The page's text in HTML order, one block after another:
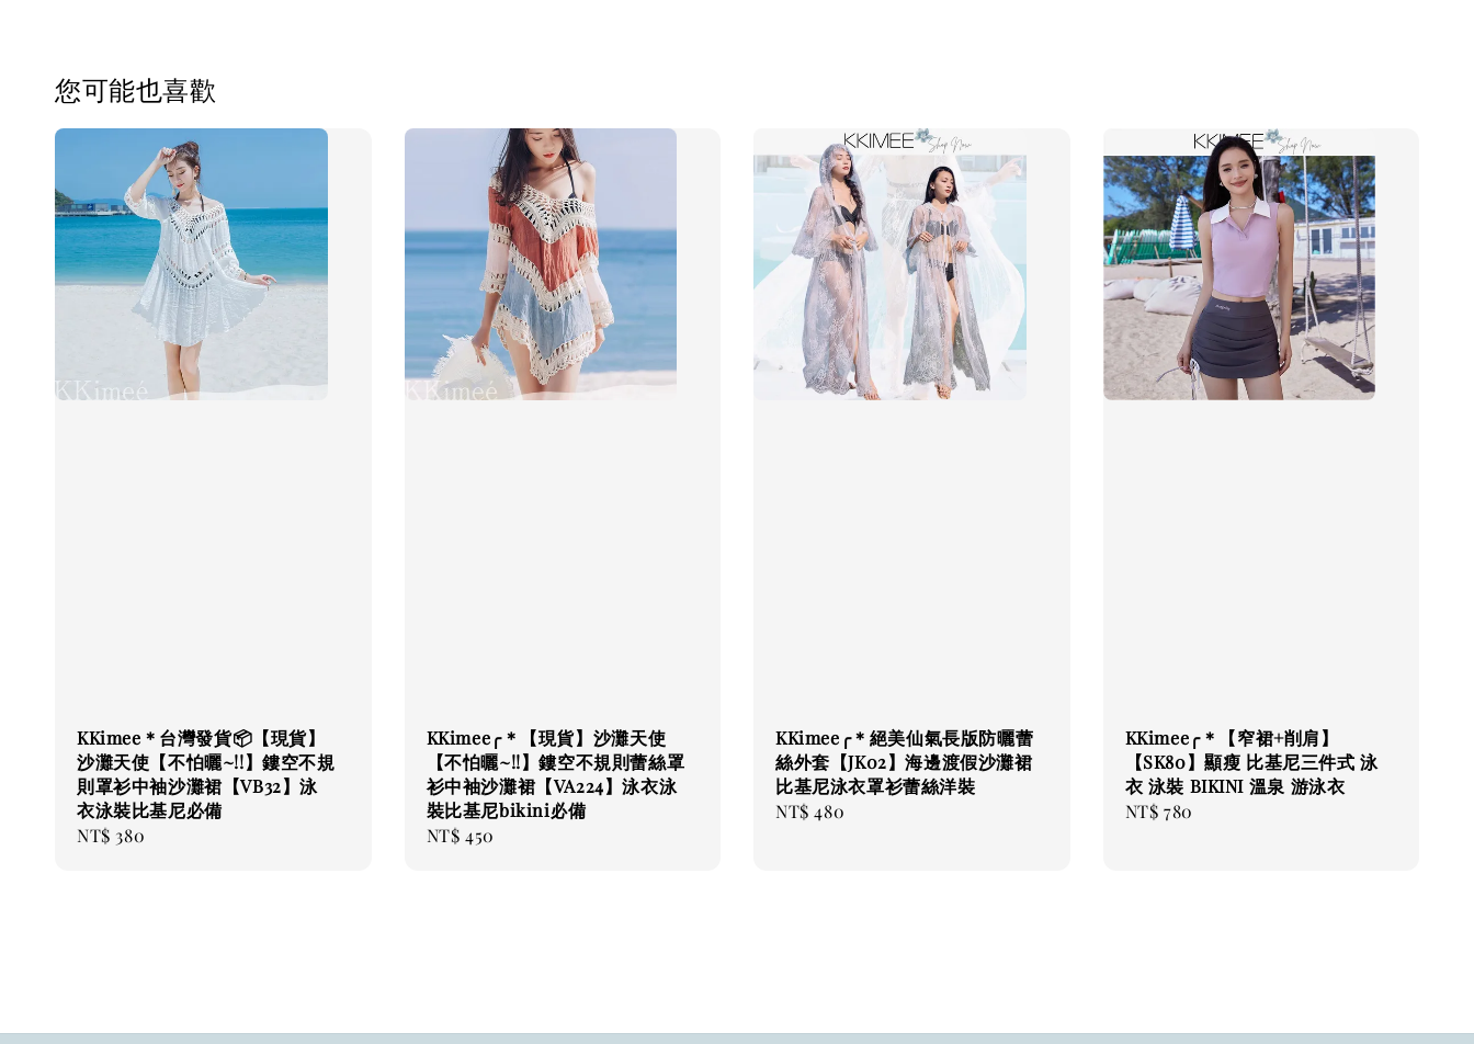
您可能也喜歡
KKimee＊台灣發貨📦【現貨】
沙灘天使【不怕曬~!!】鏤空不規
則罩衫中袖沙灘裙【VB32】泳
衣泳裝比基尼必備
Regular
NT$ 380
KKimee╭＊【現貨】沙灘天使
【不怕曬~!!】鏤空不規則蕾絲罩
衫中袖沙灘裙【VA224】泳衣泳
裝比基尼bikini必備
Regular
NT$ 450
KKimee╭＊絕美仙氣長版防曬蕾
絲外套【JK02】海邊渡假沙灘裙
比基尼泳衣罩衫蕾絲洋裝
Regular
NT$ 480
KKimee╭＊【窄裙+削肩】
【SK80】顯瘦 比基尼三件式 泳
衣 泳裝 BIKINI 溫泉 游泳衣
Regular
NT$ 780